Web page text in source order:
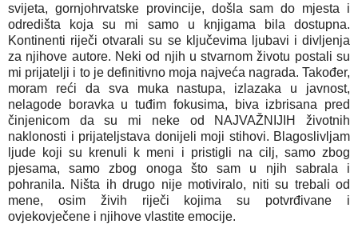
svijeta, gornjohrvatske provincije, došla sam do mjesta i
odredišta koja su mi samo u knjigama bila dostupna.
Kontinenti riječi otvarali su se ključevima ljubavi i divljenja
za njihove autore. Neki od njih u stvarnom životu postali su
mi prijatelji i to je definitivno moja najveća nagrada. Također,
moram reći da sva muka nastupa, izlazaka u javnost,
nelagode boravka u tuđim fokusima, biva izbrisana pred
činjenicom da su mi neke od NAJVAŽNIJIH životnih
naklonosti i prijateljstava donijeli moji stihovi. Blagoslivljam
ljude koji su krenuli k meni i pristigli na cilj, samo zbog
pjesama, samo zbog onoga što sam u njih sabrala i
pohranila. Ništa ih drugo nije motiviralo, niti su trebali od
mene, osim živih riječi kojima su potvrđivane i
ovjekovječene i njihove vlastite emocije.